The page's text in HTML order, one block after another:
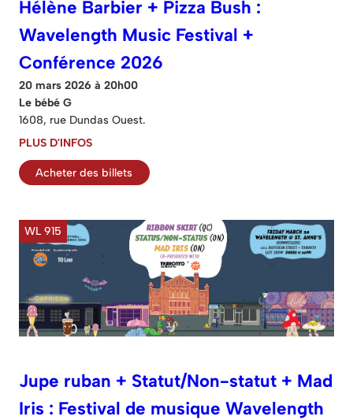
Hélène Barbier + Pizza Bush :
Wavelength Music Festival +
Conférence 2026
20 mars 2026 à 20h00
Le bébé G
1608, rue Dundas Ouest.
PLUS D'INFOS
Acheter des billets
WL 915
Jupe ruban + Statut/Non-statut + Mad
Iris : Festival de musique Wavelength